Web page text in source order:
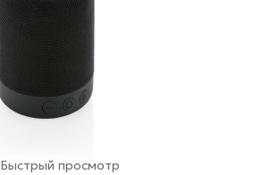
Быстрый просмотр